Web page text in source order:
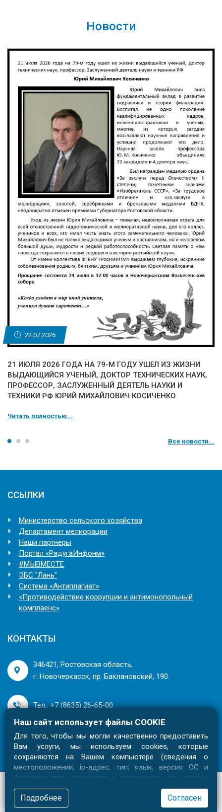
Новости
22.07.2026
21 ИЮЛЯ 2026 ГОДА НА 79-М ГОДУ УШЕЛ ИЗ ЖИЗНИ
ВЫДАЮЩИЙСЯ УЧЕНЫЙ, ДОКТОР ТЕХНИЧЕСКИХ НАУК,
ПРОФЕССОР, ЗАСЛУЖЕННЫЙ ДЕЯТЕЛЬ НАУКИ И
ТЕХНИКИ РФ ЮРИЙ МИХАЙЛОВИЧ КОСИЧЕНКО
Читать полностью...
Все новости...
Наш сайт использует файлы COOKIE
Для того, чтобы мы могли качественно предоставить
Вам услуги, мы используем cookies, которые
сохраняются на Вашем компьютере (сведения о
местоположении; ip-адрес; тип; язык; версия ОС и
браузера; тип устройства и разрешение его экрана;
источник, откуда пришел на сайт пользователь; какие
страницы открывает и на какие кнопки нажимает
пользователь; эта же информация используется для
Подробнее Согласен
ССЫЛКИ
Министерство сельского хозяйства
Департамент мелиорации
Наши партнеры
Портал «РадугаИнфонм»
#МЫВМЕСТЕ
ЭБС "Лань"
Система «Антиплагиат»
«Противодействие коррупции и антимонопольный
комплаенс»
КОНТАКТЫ
346421, Ростовская область,
г. Новочеркасск, пр. Баклановский, 190.
Тел.: +7 (8635) 26-65-00
©«Российский научно-исследовательский институт проблем
мелиорации». Все права защищены.